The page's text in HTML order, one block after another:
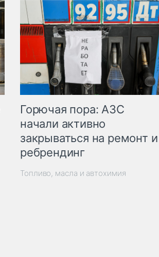
Горючая пора: АЗС
начали активно
закрываться на ремонт и
ребрендинг
Топливо, масла и автохимия